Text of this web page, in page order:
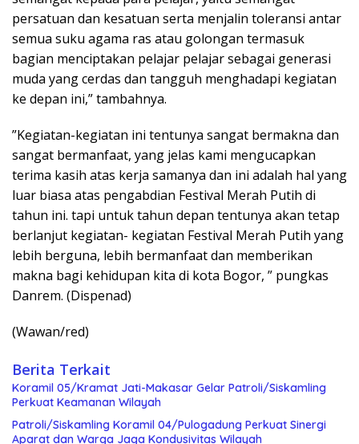
persatuan dan kesatuan serta menjalin toleransi antar
semua suku agama ras atau golongan termasuk
bagian menciptakan pelajar pelajar sebagai generasi
muda yang cerdas dan tangguh menghadapi kegiatan
ke depan ini,” tambahnya.
”Kegiatan-kegiatan ini tentunya sangat bermakna dan
sangat bermanfaat, yang jelas kami mengucapkan
terima kasih atas kerja samanya dan ini adalah hal yang
luar biasa atas pengabdian Festival Merah Putih di
tahun ini. tapi untuk tahun depan tentunya akan tetap
berlanjut kegiatan- kegiatan Festival Merah Putih yang
lebih berguna, lebih bermanfaat dan memberikan
makna bagi kehidupan kita di kota Bogor, ” pungkas
Danrem. (Dispenad)
(Wawan/red)
Berita Terkait
Koramil 05/Kramat Jati-Makasar Gelar Patroli/Siskamling
Perkuat Keamanan Wilayah
Patroli/Siskamling Koramil 04/Pulogadung Perkuat Sinergi
Aparat dan Warga Jaga Kondusivitas Wilayah